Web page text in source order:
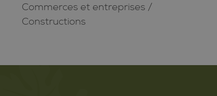
Commerces et entreprises /
Constructions